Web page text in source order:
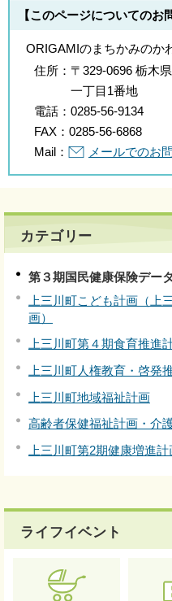
【このページについてのお
ORIGAMIのまちかみのか
住所： 〒329-0696 栃木
一丁目1番地
電話： 0285-56-9134
FAX： 0285-56-6868
Mail：
メールでのお
カテゴリー
第３期国民健康保険デー
上三川町こども計画（上
画）
上三川町第４期食育推進
上三川町人権教育・啓発
上三川町地域福祉計画
高齢者保健福祉計画・介
上三川町第2期健康増進
ライフイベント